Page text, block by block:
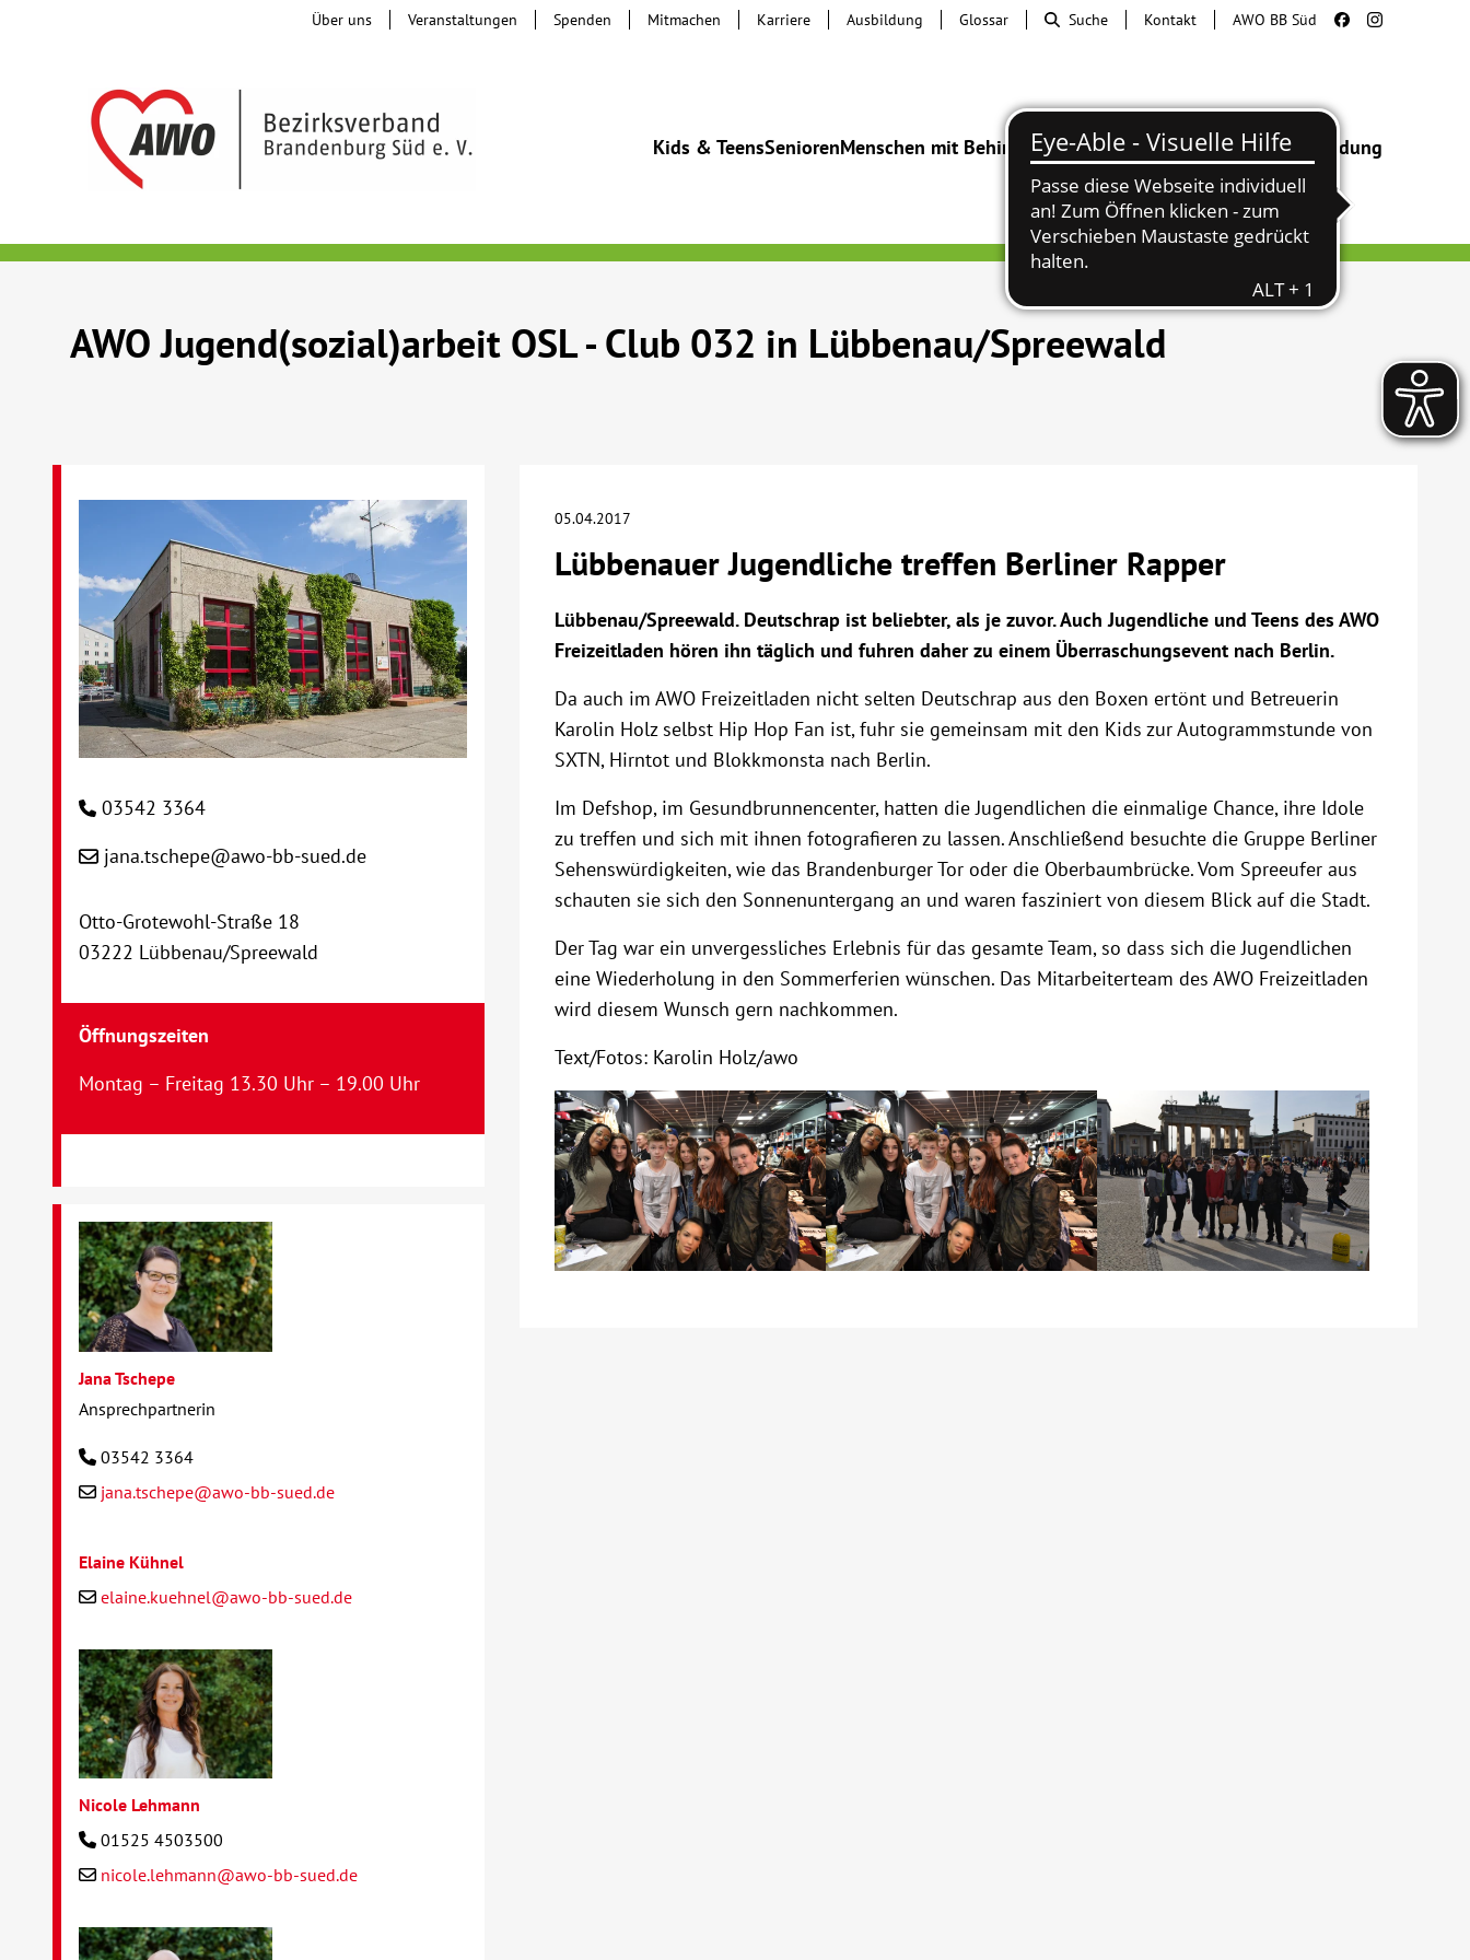
Kids & TeensSeniorenMenschen mit BehinderungBeratung & HilfeBegegnung Bildung
Über uns Veranstaltungen Spenden Mitmachen Karriere Ausbildung Glossar Suche Kontakt AWO BB Süd
AWO Jugend(sozial)arbeit OSL - Club 032 in Lübbenau/Spreewald
05.04.2017
Lübbenauer Jugendliche treffen Berliner Rapper
Lübbenau/Spreewald. Deutschrap ist beliebter, als je zuvor. Auch Jugendliche und Teens des AWO
Freizeitladen hören ihn täglich und fuhren daher zu einem Überraschungsevent nach Berlin.
Da auch im AWO Freizeitladen nicht selten Deutschrap aus den Boxen ertönt und Betreuerin
Karolin Holz selbst Hip Hop Fan ist, fuhr sie gemeinsam mit den Kids zur Autogrammstunde von
SXTN, Hirntot und Blokkmonsta nach Berlin.
Im Defshop, im Gesundbrunnencenter, hatten die Jugendlichen die einmalige Chance, ihre Idole
zu treffen und sich mit ihnen fotografieren zu lassen. Anschließend besuchte die Gruppe Berliner
Sehenswürdigkeiten, wie das Brandenburger Tor oder die Oberbaumbrücke. Vom Spreeufer aus
schauten sie sich den Sonnenuntergang an und waren fasziniert von diesem Blick auf die Stadt.
Der Tag war ein unvergessliches Erlebnis für das gesamte Team, so dass sich die Jugendlichen
eine Wiederholung in den Sommerferien wünschen. Das Mitarbeiterteam des AWO Freizeitladen
wird diesem Wunsch gern nachkommen.
Text/Fotos: Karolin Holz/awo
03542 3364
jana.tschepe@awo-bb-sued.de
Otto-Grotewohl-Straße 18
03222 Lübbenau/Spreewald
Öffnungszeiten
Montag – Freitag 13.30 Uhr – 19.00 Uhr
Jana Tschepe
Ansprechpartnerin
03542 3364
jana.tschepe@awo-bb-sued.de
Elaine Kühnel
elaine.kuehnel@awo-bb-sued.de
Nicole Lehmann
01525 4503500
nicole.lehmann@awo-bb-sued.de